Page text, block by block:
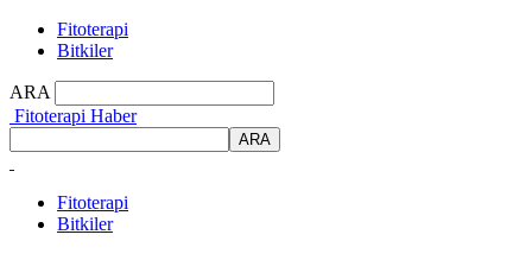
Fitoterapi
Bitkiler
ARA
Fitoterapi Haber
Fitoterapi
Bitkiler